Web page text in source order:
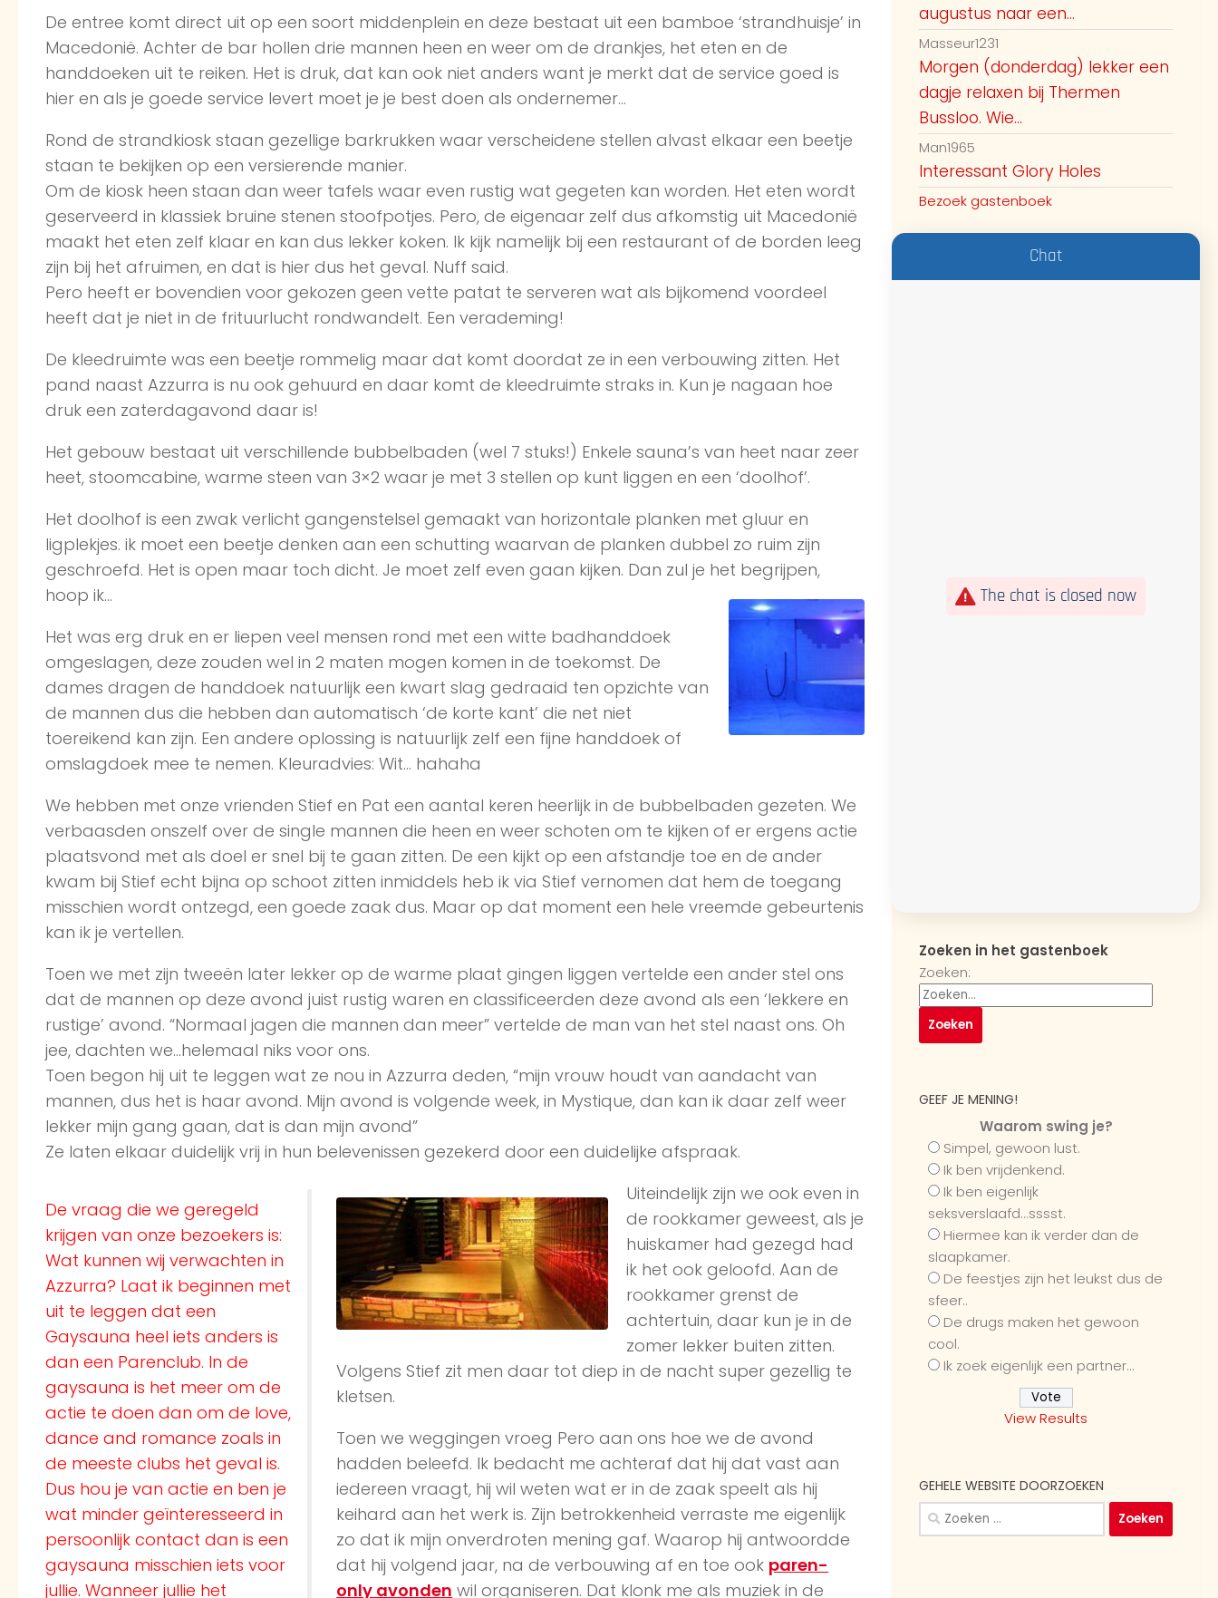
De entree komt direct uit op een soort middenplein en deze bestaat uit een bamboe ‘strandhuisje’ in
Macedonië. Achter de bar hollen drie mannen heen en weer om de drankjes, het eten en de
handdoeken uit te reiken. Het is druk, dat kan ook niet anders want je merkt dat de service goed is
hier en als je goede service levert moet je je best doen als ondernemer…
Rond de strandkiosk staan gezellige barkrukken waar verscheidene stellen alvast elkaar een beetje
staan te bekijken op een versierende manier.
Om de kiosk heen staan dan weer tafels waar even rustig wat gegeten kan worden. Het eten wordt
geserveerd in klassiek bruine stenen stoofpotjes. Pero, de eigenaar zelf dus afkomstig uit Macedonië
maakt het eten zelf klaar en kan dus lekker koken. Ik kijk namelijk bij een restaurant of de borden leeg
zijn bij het afruimen, en dat is hier dus het geval. Nuff said.
Pero heeft er bovendien voor gekozen geen vette patat te serveren wat als bijkomend voordeel
heeft dat je niet in de frituurlucht rondwandelt. Een verademing!
De kleedruimte was een beetje rommelig maar dat komt doordat ze in een verbouwing zitten. Het
pand naast Azzurra is nu ook gehuurd en daar komt de kleedruimte straks in. Kun je nagaan hoe
druk een zaterdagavond daar is!
Het gebouw bestaat uit verschillende bubbelbaden (wel 7 stuks!) Enkele sauna’s van heet naar zeer
heet, stoomcabine, warme steen van 3×2 waar je met 3 stellen op kunt liggen en een ‘doolhof’.
Het doolhof is een zwak verlicht gangenstelsel gemaakt van horizontale planken met gluur en
ligplekjes. ik moet een beetje denken aan een schutting waarvan de planken dubbel zo ruim zijn
geschroefd. Het is open maar toch dicht. Je moet zelf even gaan kijken. Dan zul je het begrijpen,
hoop ik…
Het was erg druk en er liepen veel mensen rond met een witte badhanddoek
omgeslagen, deze zouden wel in 2 maten mogen komen in de toekomst. De
dames dragen de handdoek natuurlijk een kwart slag gedraaid ten opzichte van
de mannen dus die hebben dan automatisch ‘de korte kant’ die net niet
toereikend kan zijn. Een andere oplossing is natuurlijk zelf een fijne handdoek of
omslagdoek mee te nemen. Kleuradvies: Wit… hahaha
We hebben met onze vrienden Stief en Pat een aantal keren heerlijk in de bubbelbaden gezeten. We
verbaasden onszelf over de single mannen die heen en weer schoten om te kijken of er ergens actie
plaatsvond met als doel er snel bij te gaan zitten. De een kijkt op een afstandje toe en de ander
kwam bij Stief echt bijna op schoot zitten inmiddels heb ik via Stief vernomen dat hem de toegang
misschien wordt ontzegd, een goede zaak dus. Maar op dat moment een hele vreemde gebeurtenis
kan ik je vertellen.
Toen we met zijn tweeën later lekker op de warme plaat gingen liggen vertelde een ander stel ons
dat de mannen op deze avond juist rustig waren en classificeerden deze avond als een ‘lekkere en
rustige’ avond. “Normaal jagen die mannen dan meer” vertelde de man van het stel naast ons. Oh
jee, dachten we…helemaal niks voor ons.
Toen begon hij uit te leggen wat ze nou in Azzurra deden, “mijn vrouw houdt van aandacht van
mannen, dus het is haar avond. Mijn avond is volgende week, in Mystique, dan kan ik daar zelf weer
lekker mijn gang gaan, dat is dan mijn avond”
Ze laten elkaar duidelijk vrij in hun belevenissen gezekerd door een duidelijke afspraak.
De vraag die we geregeld
krijgen van onze bezoekers is:
Wat kunnen wij verwachten in
Azzurra? Laat ik beginnen met
uit te leggen dat een
Gaysauna heel iets anders is
dan een Parenclub. In de
gaysauna is het meer om de
actie te doen dan om de love,
dance and romance zoals in
de meeste clubs het geval is.
Dus hou je van actie en ben je
wat minder geïnteresseerd in
persoonlijk contact dan is een
gaysauna misschien iets voor
jullie. Wanneer jullie het
Uiteindelijk zijn we ook even in
de rookkamer geweest, als je
huiskamer had gezegd had
ik het ook geloofd. Aan de
rookkamer grenst de
achtertuin, daar kun je in de
zomer lekker buiten zitten.
Volgens Stief zit men daar tot diep in de nacht super gezellig te
kletsen.
Toen we weggingen vroeg Pero aan ons hoe we de avond
hadden beleefd. Ik bedacht me achteraf dat hij dat vast aan
iedereen vraagt, hij wil weten wat er in de zaak speelt als hij
keihard aan het werk is. Zijn betrokkenheid verraste me eigenlijk
zo dat ik mijn onverdroten mening gaf. Waarop hij antwoordde
dat hij volgend jaar, na de verbouwing af en toe ook paren-
only avonden wil organiseren. Dat klonk me als muziek in de
augustus naar een...
Masseur1231
Morgen (donderdag) lekker een
dagje relaxen bij Thermen
Bussloo. Wie...
Man1965
Interessant Glory Holes
Bezoek gastenboek
Chat
The chat is closed now
Zoeken in het gastenboek
Zoeken:
GEEF JE MENING!
Waarom swing je?
Simpel, gewoon lust.
Ik ben vrijdenkend.
Ik ben eigenlijk
seksverslaafd...sssst.
Hiermee kan ik verder dan de
slaapkamer.
De feestjes zijn het leukst dus de
sfeer..
De drugs maken het gewoon
cool.
Ik zoek eigenlijk een partner...
View Results
GEHELE WEBSITE DOORZOEKEN
Zoeken
naar: